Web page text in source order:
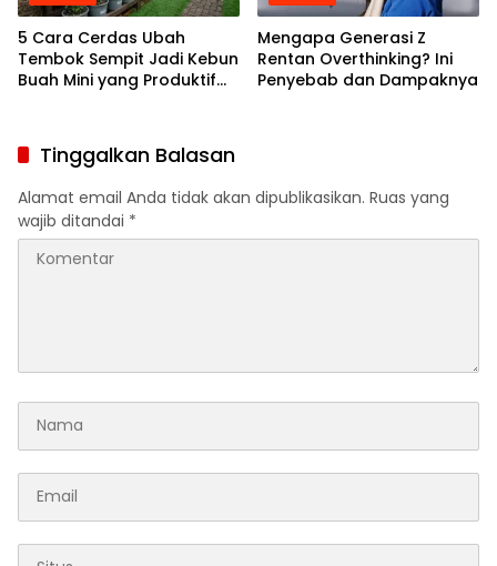
5 Cara Cerdas Ubah
Tembok Sempit Jadi Kebun
Buah Mini yang Produktif
Mengapa Generasi Z
Rentan Overthinking? Ini
Penyebab dan Dampaknya
Tinggalkan Balasan
Alamat email Anda tidak akan dipublikasikan. Ruas yang
wajib ditandai *